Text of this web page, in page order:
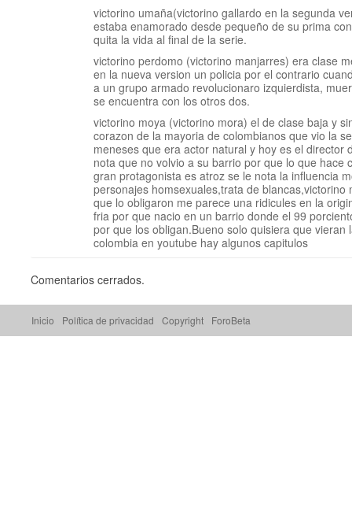
victorino umaña(victorino gallardo en la segunda
estaba enamorado desde pequeño de su prima
quita la vida al final de la serie.
victorino perdomo (victorino manjarres) era clase
en la nueva version un policia por el contrario
a un grupo armado revolucionaro izquierdista,
se encuentra con los otros dos.
victorino moya (victorino mora) el de clase baja y
corazon de la mayoria de colombianos que vio la
meneses que era actor natural y hoy es el director
nota que no volvio a su barrio por que lo que hace
gran protagonista es atroz se le nota la influencia
personajes homsexuales,trata de
que lo obligaron me parece una ridicules en la
fria por que nacio en un barrio donde el 99
por que los obligan.Bueno solo quisiera que vieran
colombia en youtube hay algunos capitulos
Comentarios cerrados.
Inicio Política de privacidad Copyright ForoBeta